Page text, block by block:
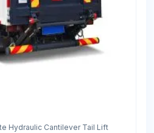
Hydraulic Cantilever Tail Lift